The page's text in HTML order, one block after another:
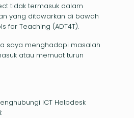
tidak termasuk dalam
yang ditawarkan di bawah
for Teaching (ADT4T).
saya menghadapi masalah
atau memuat turun
ICT Helpdesk